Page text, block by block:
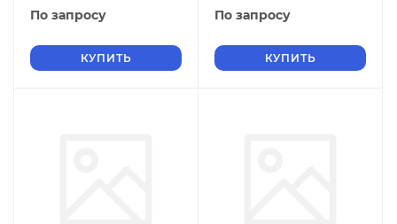
По запросу
КУПИТЬ
По запросу
КУПИТЬ